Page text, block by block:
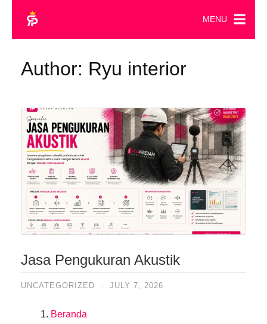
MENU
Author: Ryu interior
Jasa Pengukuran Akustik
UNCATEGORIZED · JULY 7, 2026
Beranda